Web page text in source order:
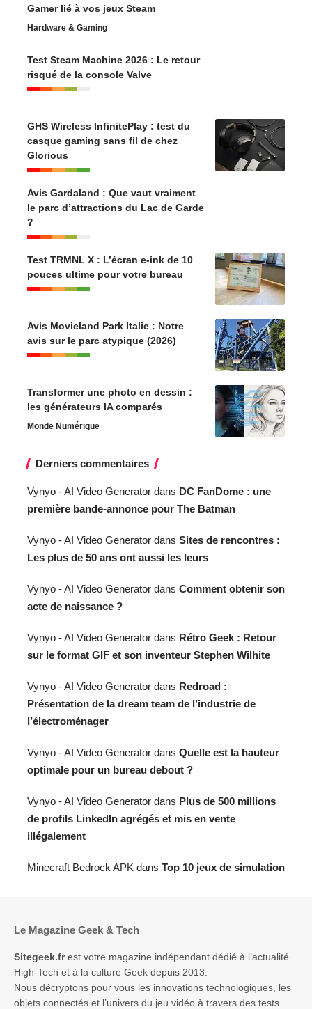
Gamer lié à vos jeux Steam
Hardware & Gaming
Test Steam Machine 2026 : Le retour
risqué de la console Valve
GHS Wireless InfinitePlay : test du
casque gaming sans fil de chez
Glorious
Avis Gardaland : Que vaut vraiment
le parc d’attractions du Lac de Garde
?
Test TRMNL X : L’écran e-ink de 10
pouces ultime pour votre bureau
Avis Movieland Park Italie : Notre
avis sur le parc atypique (2026)
Transformer une photo en dessin :
les générateurs IA comparés
Monde Numérique
Derniers commentaires
Vynyo - AI Video Generator dans DC FanDome : une
première bande-annonce pour The Batman
Vynyo - AI Video Generator dans Sites de rencontres :
Les plus de 50 ans ont aussi les leurs
Vynyo - AI Video Generator dans Comment obtenir son
acte de naissance ?
Vynyo - AI Video Generator dans Rétro Geek : Retour
sur le format GIF et son inventeur Stephen Wilhite
Vynyo - AI Video Generator dans Redroad :
Présentation de la dream team de l’industrie de
l’électroménager
Vynyo - AI Video Generator dans Quelle est la hauteur
optimale pour un bureau debout ?
Vynyo - AI Video Generator dans Plus de 500 millions
de profils LinkedIn agrégés et mis en vente
illégalement
Minecraft Bedrock APK dans Top 10 jeux de simulation
Le Magazine Geek & Tech
Sitegeek.frest votre magazine indépendant dédié à l’actualité
High-Tech et à la culture Geek depuis 2013.
Nous décryptons pour vous les innovations technologiques, les
objets connectés et l’univers du jeu vidéo à travers des tests